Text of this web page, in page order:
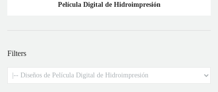
Película Digital de Hidroimpresión
Filters